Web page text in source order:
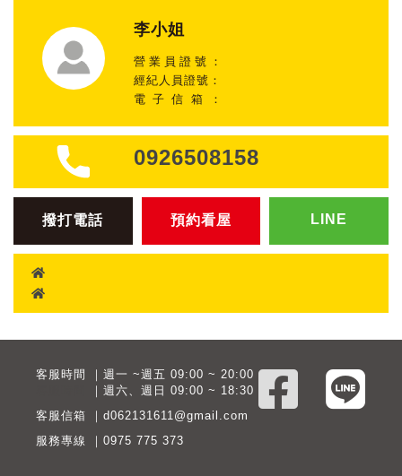
李小姐
營業員證號：
經紀人員證號：
電子信箱：
0926508158
撥打電話 預約看屋 LINE
客服時間 ｜週一 ~週五 09:00 ~ 20:00
｜週六、週日 09:00 ~ 18:30
客服信箱 ｜d062131611@gmail.com
服務專線 ｜0975 775 373